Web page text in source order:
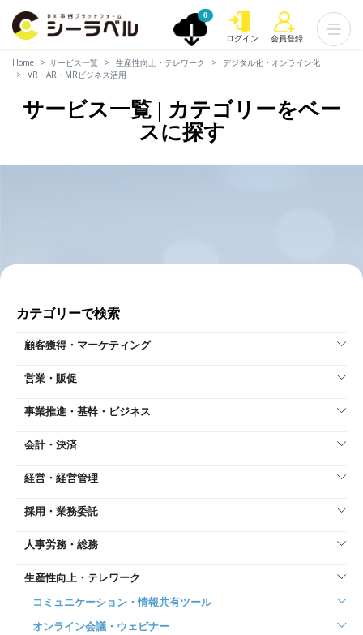
0
ログイン 会員登録
Home サービス一覧 生産性向上・テレワーク
デジタル化・オンライン化
VR・AR・MRビジネス活用
サービス一覧 | カテゴリーをベー
スに探す
カテゴリーで検索
顧客獲得・マーケティング
営業・販促
事業推進・基幹・ビジネス
会計・決済
経営・経営管理
採用・業務委託
人事労務・総務
生産性向上・テレワーク
コミュニケーション・情報共有ツール
オンライン会議・ウェビナー